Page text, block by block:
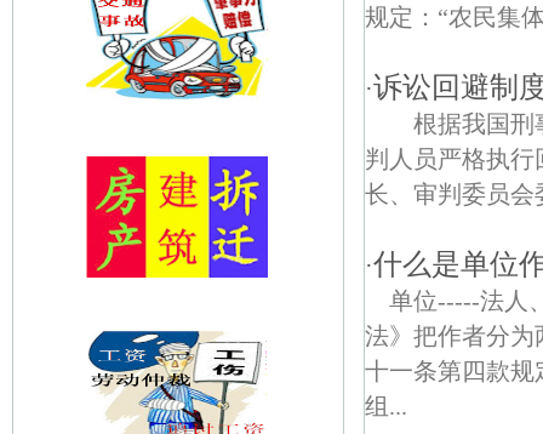
规定：“农民集
·诉讼回避制
根据我国刑
判人员严格执
长、审判委员会
·什么是单位
单位-----法人
法》把作者分为
十一条第四款规
组...